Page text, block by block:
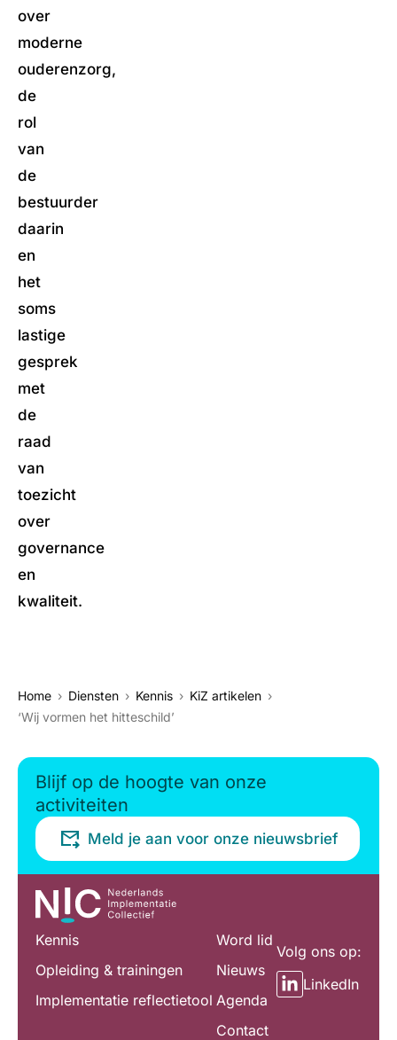
over
moderne
ouderenzorg,
de
rol
van
de
bestuurder
daarin
en
het
soms
lastige
gesprek
met
de
raad
van
toezicht
over
governance
en
kwaliteit.
Home Diensten Kennis
KiZ artikelen
‘Wij vormen het hitteschild’
Blijf op de hoogte van onze
activiteiten
Meld je aan voor onze nieuwsbrief
Kennis
Opleiding & trainingen
Implementatie reflectietool
Word lid
Nieuws
Agenda
Contact
Volg ons op:
LinkedIn